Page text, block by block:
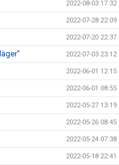
2022-08-03 17:32
2022-07-28 22:09
2022-07-20 22:37
2022-07-03 23:12
2022-06-01 12:15
2022-06-01 08:55
2022-05-27 13:19
2022-05-26 08:45
2022-05-24 07:38
2022-05-18 22:41